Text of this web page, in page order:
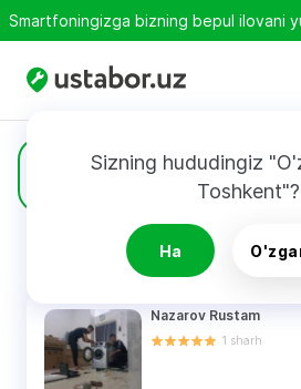
Sizning hududingiz
Toshkent"?
Ha
Televizorlar
QIDIRUV NATIJALARI
Nazarov Rustam
1 sharh